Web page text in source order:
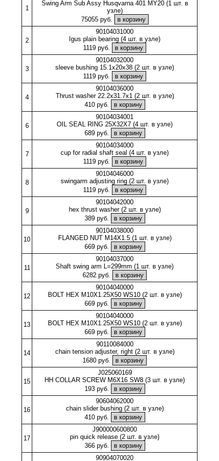
1
Swing Arm Sub Assy Husqvarna 401 MY20 (1 шт. в
узле)
75055 руб.
2
90104031000
Igus plain bearing (4 шт. в узле)
1119 руб.
3
90104032000
sleeve bushing 15.1x20x38 (2 шт. в узле)
1119 руб.
4
90104036000
Thrust washer 22.2x31.7x1 (2 шт. в узле)
410 руб.
6
90104034001
OIL SEAL RING 25X32X7 (4 шт. в узле)
689 руб.
7
90104034000
cup for radial shaft seal (4 шт. в узле)
1119 руб.
8
90104046000
swingarm adjusting ring (2 шт. в узле)
1119 руб.
9
90104042000
hex thrust washer (2 шт. в узле)
389 руб.
10
90104038000
FLANGED NUT M14X1.5 (1 шт. в узле)
669 руб.
11
90104037000
Shaft swing arm L=299mm (1 шт. в узле)
6282 руб.
12
90104040000
BOLT HEX M10X1.25X50 WS10 (2 шт. в узле)
669 руб.
13
90104040000
BOLT HEX M10X1.25X50 WS10 (2 шт. в узле)
669 руб.
14
90110084000
chain tension adjuster, right (2 шт. в узле)
1680 руб.
15
J025060169
HH COLLAR SCREW M6X16 SW8 (3 шт. в узле)
193 руб.
16
90604062000
chain slider bushing (2 шт. в узле)
410 руб.
17
J900000600800
pin quick release (2 шт. в узле)
366 руб.
90904070020